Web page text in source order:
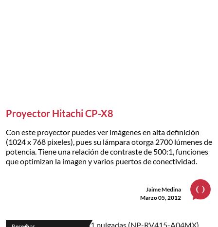
Proyector Hitachi CP-X8
Con este proyector puedes ver imágenes en alta definición
(1024 x 768 pixeles), pues su lámpara otorga 2700 lúmenes de
potencia. Tiene una relación de contraste de 500:1, funciones
que optimizan la imagen y varios puertos de conectividad.
Jaime Medina
Marzo 05, 2012